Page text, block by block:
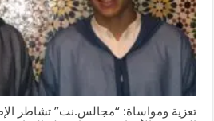
تعزية ومواساة: “مجالس.نت” تشاطر